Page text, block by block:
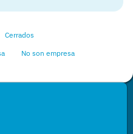
Cerrados
No son empresa